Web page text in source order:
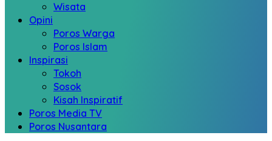
Wisata
Opini
Poros Warga
Poros Islam
Inspirasi
Tokoh
Sosok
Kisah Inspiratif
Poros Media TV
Poros Nusantara